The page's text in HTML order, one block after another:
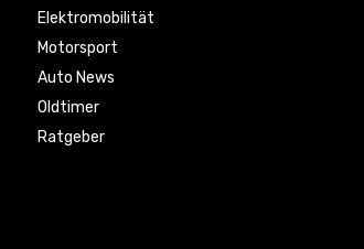
Elektromobilität
Motorsport
Auto News
Oldtimer
Ratgeber